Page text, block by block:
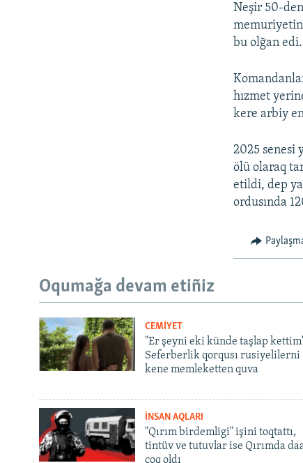
Neşir 50-
bu olğan
hızmet
kere arbiy
2025 senesi
ölü olaraq
etildi, dep
ordusında
Oqumağa devam etiñiz
CEMİYET
"Er şeyni eki künde taşlap
Seferberlik qorqusı rusiyelilerni
kene memleketten quva
İNSAN AQLARI
"Qırım birdemligi" işini toqtattı,
tintüv ve tutuvlar ise Qırımda
çoq oldı